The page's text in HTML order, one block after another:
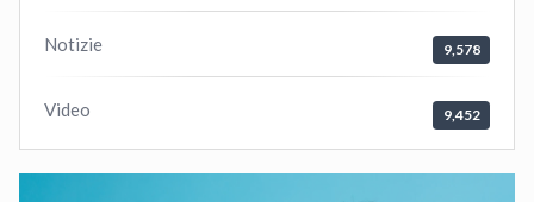
Notizie 9,578
Video 9,452